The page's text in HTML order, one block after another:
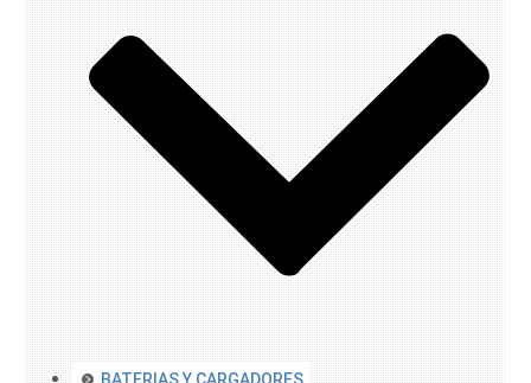
BATERIAS Y CARGADORES